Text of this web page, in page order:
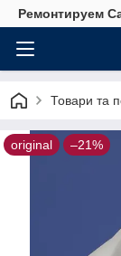
Ремонтируем
Товари та
original –21%